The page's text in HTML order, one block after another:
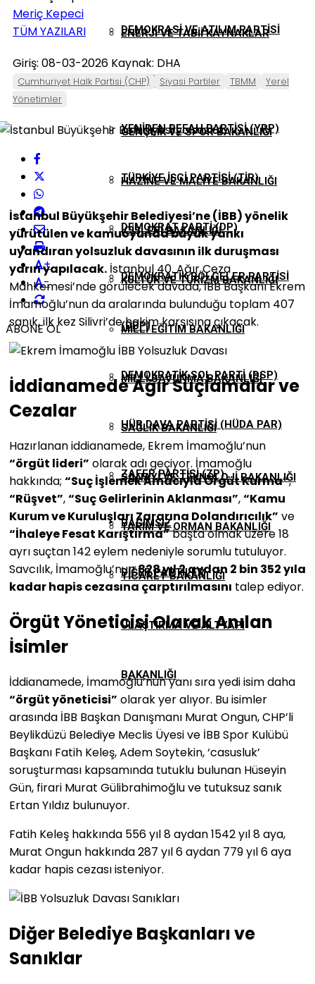
DEMOKRASI VE ATILIM PARTISI
(DEVA)
YENIDEN REFAH PARTISI (YRP)
TÜRKIYE İŞÇI PARTISI (TİP)
DEMOKRAT PARTI (DP)
DEMOKRATIK BÖLGELER PARTISI
(DBP)
DEMOKRATIK SOL PARTI (DSP)
HÜR DAVA PARTISI (HÜDA PAR)
ZAFER PARTISI (ZP)
BAĞIMSIZ
DIĞER PARTILER
ENERJI VE TABII KAYNAKLAR
BAKANLIĞI
GENÇLIK VE SPOR BAKANLIĞI
HAZINE VE MALIYE BAKANLIĞI
İÇIŞLERI BAKANLIĞI
KÜLTÜR VE TURIZM BAKANLIĞI
MILLI EĞITIM BAKANLIĞI
MILLI SAVUNMA BAKANLIĞI
SAĞLIK BAKANLIĞI
SANAYI VE TEKNOLOJI BAKANLIĞI
TARIM VE ORMAN BAKANLIĞI
TICARET BAKANLIĞI
ULAŞTIRMA VE ALTYAPI
BAKANLIĞI
Meriç Kepeci
TÜM YAZILARI
Giriş: 08-03-2026 Kaynak: DHA
Cumhuriyet Halk Partisi (CHP) Siyasi Partiler TBMM
Yerel
Yönetimler
+
-
ABONE OL
İstanbul Büyükşehir Belediyesi’ne (İBB) yönelik
yürütülen ve kamuoyunda büyük yankı
uyandıran yolsuzluk davasının ilk duruşması
yarın yapılacak. İstanbul 40. Ağır Ceza
Mahkemesi’nde görülecek davada, İBB Başkanı Ekrem
İmamoğlu’nun da aralarında bulunduğu toplam 407
sanık, ilk kez Silivri’de hakim karşısına çıkacak.
İddianamede Ağır Suçlamalar ve
Cezalar
Hazırlanan iddianamede, Ekrem İmamoğlu’nun
“örgüt lideri” olarak adı geçiyor. İmamoğlu
hakkında; “Suç İşlemek Amacıyla Örgüt Kurma”,
“Rüşvet”,“Suç Gelirlerinin Aklanması”,“Kamu
Kurum ve Kuruluşları Zararına Dolandırıcılık” ve
“İhaleye Fesat Karıştırma”başta olmak üzere 18
ayrı suçtan 142 eylem nedeniyle sorumlu tutuluyor.
Savcılık, İmamoğlu’nun828 yıl 2 aydan 2 bin 352 yıla
kadar hapis cezasına çarptırılmasını talep ediyor.
Örgüt Yöneticisi Olarak Anılan
İsimler
İddianamede, İmamoğlu’nun yanı sıra yedi isim daha
“örgüt yöneticisi” olarak yer alıyor. Bu isimler
arasında İBB Başkan Danışmanı Murat Ongun, CHP’li
Beylikdüzü Belediye Meclis Üyesi ve İBB Spor Kulübü
Başkanı Fatih Keleş, Adem Soytekin, ‘casusluk’
soruşturması kapsamında tutuklu bulunan Hüseyin
Gün, firari Murat Gülibrahimoğlu ve tutuksuz sanık
Ertan Yıldız bulunuyor.
Fatih Keleş hakkında 556 yıl 8 aydan 1542 yıl 8 aya,
Murat Ongun hakkında 287 yıl 6 aydan 779 yıl 6 aya
kadar hapis cezası isteniyor.
Diğer Belediye Başkanları ve
Sanıklar